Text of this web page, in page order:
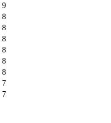
9
8
8
8
8
8
8
7
7